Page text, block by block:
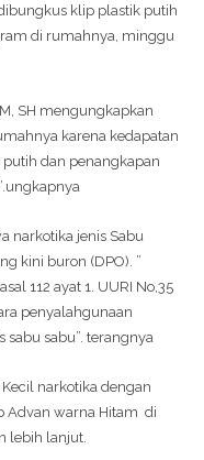
klip plastik putih
di rumahnya, minggu
SH mengungkapkan
karena kedapatan
dan penangkapan
narkotika jenis Sabu
kini buron (DPO). ”
112 ayat 1. UURI No,35
penyalahgunaan
sabu sabu”. terangnya
narkotika dengan
Advan warna Hitam di
lebih lanjut.